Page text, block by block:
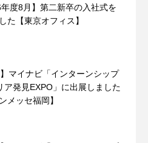
年度8月】第二新卒の入社式を
た【東京オフィス】
】マイナビ「インターンシップ
ア発見EXPO」に出展しました
メッセ福岡】